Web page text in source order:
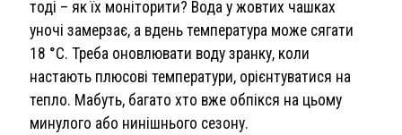
тоді – як їх моніторити? Вода у жовтих чашках
уночі замерзає, а вдень температура може сягати
18 °С. Треба оновлювати воду зранку, коли
настають плюсові температури, орієнтуватися на
тепло. Мабуть, багато хто вже обпікся на цьому
минулого або нинішнього сезону.